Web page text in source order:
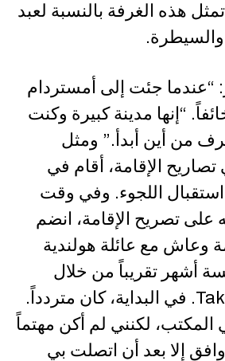
هذه الغرفة بالنسبة لعبد
والسيطرة.
“عندما جئت إلى أمستردام
“إنها مدينة كبيرة وكنت
من أين أبدأ.” ومثل
تصاريح الإقامة، أقام في
استقبال اللجوء. وفي وقت
على تصريح الإقامة، انضم
وعاش مع عائلة هولندية
أشهر تقريباً من خلال
موقع Takecarebnb. في البداية، كان متردداً.
المكتب، لكنني لم أكن مهتماً
إلا بعد أن اتصلت بي